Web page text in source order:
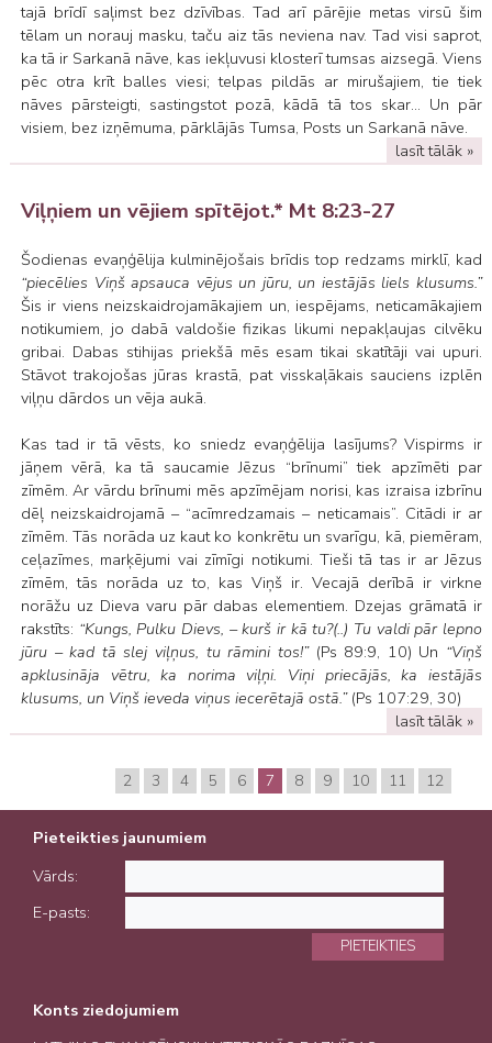
tajā brīdī saļimst bez dzīvības. Tad arī pārējie metas virsū šim
tēlam un norauj masku, taču aiz tās neviena nav. Tad visi saprot,
ka tā ir Sarkanā nāve, kas iekļuvusi klosterī tumsas aizsegā. Viens
pēc otra krīt balles viesi; telpas pildās ar mirušajiem, tie tiek
nāves pārsteigti, sastingstot pozā, kādā tā tos skar... Un pār
visiem, bez izņēmuma, pārklājās Tumsa, Posts un Sarkanā nāve.
lasīt tālāk »
Viļņiem un vējiem spītējot.* Mt 8:23-27
Šodienas evaņģēlija kulminējošais brīdis top redzams mirklī, kad
“piecēlies Viņš apsauca vējus un jūru, un iestājās liels klusums.”
Šis ir viens neizskaidrojamākajiem un, iespējams, neticamākajiem
notikumiem, jo dabā valdošie fizikas likumi nepakļaujas cilvēku
gribai. Dabas stihijas priekšā mēs esam tikai skatītāji vai upuri.
Stāvot trakojošas jūras krastā, pat visskaļākais sauciens izplēn
viļņu dārdos un vēja aukā.
Kas tad ir tā vēsts, ko sniedz evaņģēlija lasījums? Vispirms ir
jāņem vērā, ka tā saucamie Jēzus “brīnumi” tiek apzīmēti par
zīmēm. Ar vārdu brīnumi mēs apzīmējam norisi, kas izraisa izbrīnu
dēļ neizskaidrojamā – “acīmredzamais – neticamais”. Citādi ir ar
zīmēm. Tās norāda uz kaut ko konkrētu un svarīgu, kā, piemēram,
ceļazīmes, marķējumi vai zīmīgi notikumi. Tieši tā tas ir ar Jēzus
zīmēm, tās norāda uz to, kas Viņš ir. Vecajā derībā ir virkne
norāžu uz Dieva varu pār dabas elementiem. Dzejas grāmatā ir
rakstīts: “Kungs, Pulku Dievs, – kurš ir kā tu?(..) Tu valdi pār lepno
jūru – kad tā slej viļņus, tu rāmini tos!”(Ps 89:9, 10) Un “Viņš
apklusināja vētru, ka norima viļņi. Viņi priecājās, ka iestājās
klusums, un Viņš ieveda viņus iecerētajā ostā.”(Ps 107:29, 30)
lasīt tālāk »
2 3 4 5 6 7 8 9 10 11 12
Pieteikties jaunumiem
Vārds:
E-pasts:
PIETEIKTIES
Konts ziedojumiem